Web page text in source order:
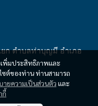
เพิ่มประสิทธิภาพและ
ซต์ของท่าน ท่านสามารถ
ายความเป็นส่วนตัว และ
กี้
ยก ตำบลท่าบุญมี อำเภอ